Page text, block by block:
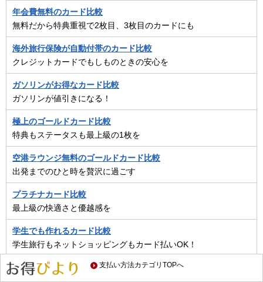
支払い方法カテゴリTOPへ
年会費無料のカード比較
無料だから特典重視で2枚目、3枚目のカードにも
海外旅行保険が自動付帯のカード比較
クレジットカードでもしものときの安心を
ガソリンがお得なカード比較
ガソリンが値引きになる！
極上のゴールドカード比較
特典もステータスも最上級の1枚を
空港ラウンジ無料のゴールドカード比較
出発までのひと時を贅沢に過ごす
プラチナカード比較
最上級の快適さと優越感を
学生でも作れるカード比較
学生旅行もネットショッピングもカード払いOK！
女性向けカード比較